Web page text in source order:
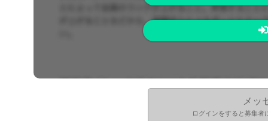
メッ
ログインをすると募集者